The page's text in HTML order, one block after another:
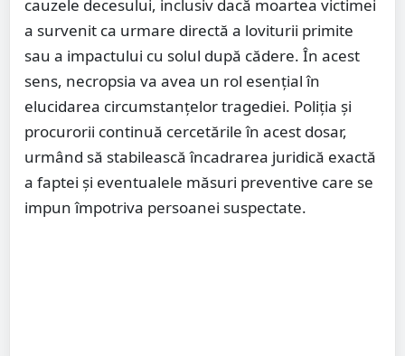
cauzele decesului, inclusiv dacă moartea victimei
a survenit ca urmare directă a loviturii primite
sau a impactului cu solul după cădere. În acest
sens, necropsia va avea un rol esențial în
elucidarea circumstanțelor tragediei. Poliția și
procurorii continuă cercetările în acest dosar,
urmând să stabilească încadrarea juridică exactă
a faptei și eventualele măsuri preventive care se
impun împotriva persoanei suspectate.